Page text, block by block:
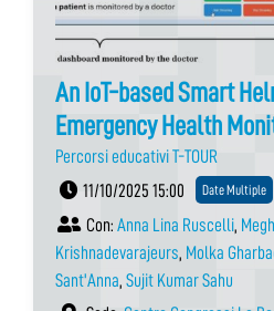
An IoT-based Smart
Emergency Health
Percorsi educativi T-TOUR
11/10/2025 15:00
Date Multiple
Con: Anna Lina Ruscelli,
Krishnadevarajeurs, Molka
Sant'Anna, Sujit Kumar Sahu